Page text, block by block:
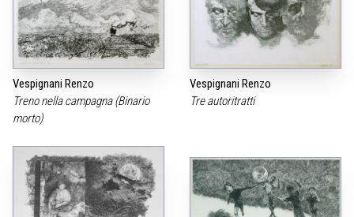
Vespignani Renzo
Treno nella campagna (Binario
morto)
Vespignani Renzo
Tre autoritratti